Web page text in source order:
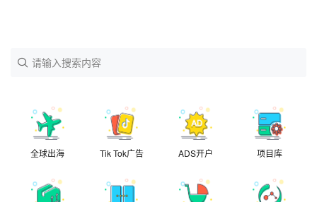
请输入搜索内容
全球出海 Tik Tok广告 ADS开户 项目库